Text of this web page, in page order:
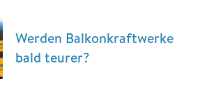
Werden Balkonkraftwerke
bald teurer?